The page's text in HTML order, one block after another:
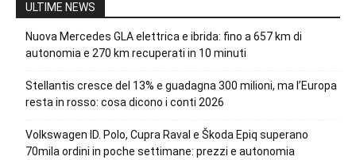
ULTIME NEWS
Nuova Mercedes GLA elettrica e ibrida: fino a 657 km di
autonomia e 270 km recuperati in 10 minuti
Stellantis cresce del 13% e guadagna 300 milioni, ma l’Europa
resta in rosso: cosa dicono i conti 2026
Volkswagen ID. Polo, Cupra Raval e Škoda Epiq superano
70mila ordini in poche settimane: prezzi e autonomia